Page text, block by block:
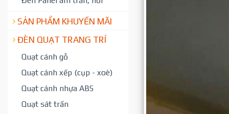
SẢN PHẨM KHUYẾN MÃI
ĐÈN QUẠT TRANG TRÍ
Quạt cánh gỗ
Quạt cánh xếp (cụp - xoè)
Quạt cánh nhựa ABS
Quạt sát trần